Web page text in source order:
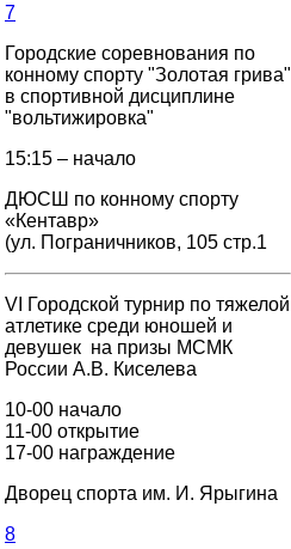
7
Городские соревнования по
конному спорту "Золотая грива"
в спортивной дисциплине
"вольтижировка"
15:15 – начало
ДЮСШ по конному спорту
«Кентавр»
(ул. Пограничников, 105 стр.1
VI Городской турнир по тяжелой
атлетике среди юношей и
девушек на призы МСМК
России А.В. Киселева
10-00 начало
11-00 открытие
17-00 награждение
Дворец спорта им. И. Ярыгина
8